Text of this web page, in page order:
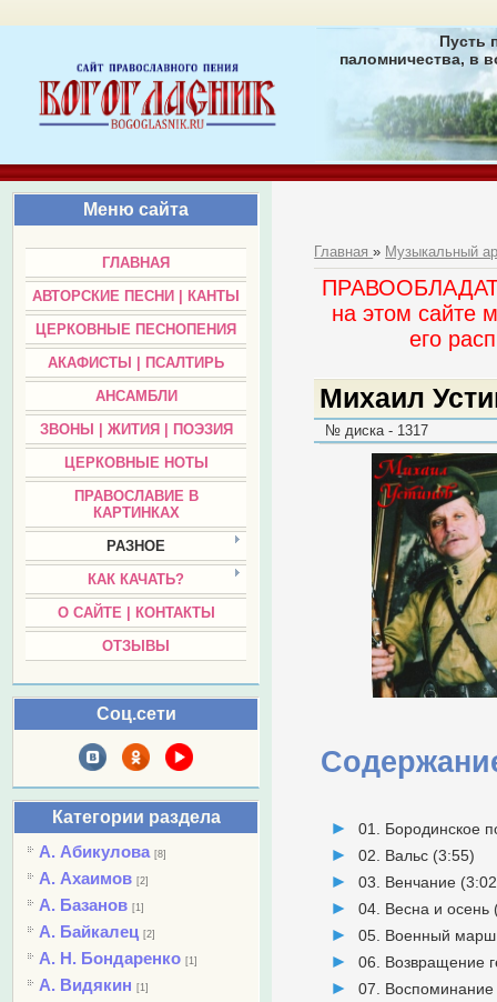
Пусть
паломничества, в
Меню сайта
ГЛАВНАЯ
АВТОРСКИЕ ПЕСНИ | КАНТЫ
ЦЕРКОВНЫЕ ПЕСНОПЕНИЯ
АКАФИСТЫ | ПСАЛТИРЬ
АНСАМБЛИ
ЗВОНЫ | ЖИТИЯ | ПОЭЗИЯ
ЦЕРКОВНЫЕ НОТЫ
ПРАВОСЛАВИЕ В
КАРТИНКАХ
РАЗНОЕ
КАК КАЧАТЬ?
О САЙТЕ | КОНТАКТЫ
ОТЗЫВЫ
Соц.сети
Категории раздела
А. Абикулова [8]
А. Ахаимов [2]
А. Базанов [1]
А. Байкалец [2]
А. Н. Бондаренко [1]
А. Видякин [1]
Главная» Музыкальный
на этом сайте
его
Михаил
№ диска - 1317
01. Бородинское
02. Вальс (3:55)
03. Венчание
04. Весна и осень
05. Военный
06. Возвращение
07.